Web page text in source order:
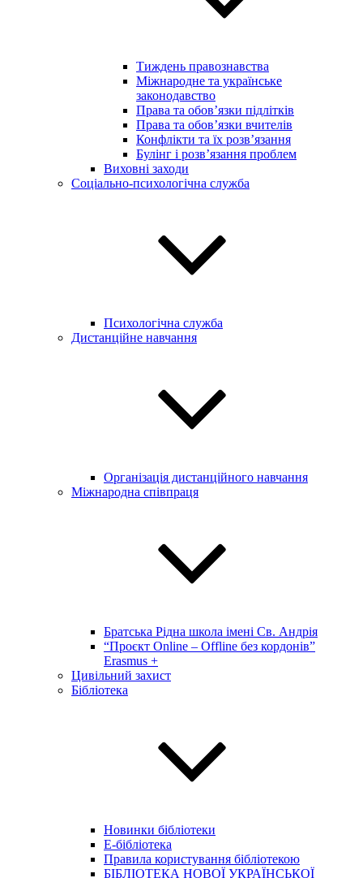
Тиждень правознавства
Міжнародне та українське
законодавство
Права та обов’язки підлітків
Права та обов’язки вчителів
Конфлікти та їх розв’язання
Булінг і розв’язання проблем
Виховні заходи
Соціально-психологічна служба
Психологічна служба
Дистанційне навчання
Організація дистанційного навчання
Міжнародна співпраця
Братська Рідна школа імені Св. Андрія
“Проєкт Online – Offline без кордонів”
Erasmus +
Цивільний захист
Бібліотека
Новинки бібліотеки
E-бібліотека
Правила користування бібліотекою
БІБЛІОТЕКА НОВОЇ УКРАЇНСЬКОЇ